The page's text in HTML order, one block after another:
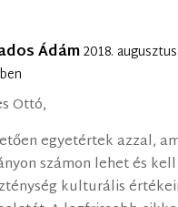
Ádám2018.
Ottó,
egyetértek azzal,
számon lehet és
kulturális